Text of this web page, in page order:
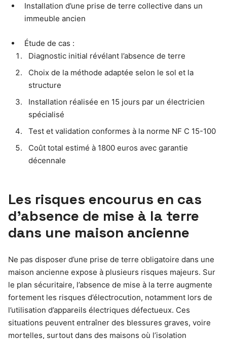
Installation d’une prise de terre collective dans un
immeuble ancien
Étude de cas :
Diagnostic initial révélant l’absence de terre
Choix de la méthode adaptée selon le sol et la
structure
Installation réalisée en 15 jours par un électricien
spécialisé
Test et validation conformes à la norme NF C 15-100
Coût total estimé à 1800 euros avec garantie
décennale
Les risques encourus en cas
d’absence de mise à la terre
dans une maison ancienne
Ne pas disposer d’une prise de terre obligatoire dans une
maison ancienne expose à plusieurs risques majeurs. Sur
le plan sécuritaire, l’absence de mise à la terre augmente
fortement les risques d’électrocution, notamment lors de
l’utilisation d’appareils électriques défectueux. Ces
situations peuvent entraîner des blessures graves, voire
mortelles, surtout dans des maisons où l’isolation